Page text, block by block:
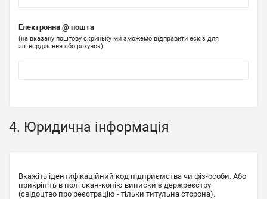
Електронна @ пошта
(на вказану поштову скриньку ми зможемо відправити ескіз для
затвердження або рахунок)
4. Юридична інформація
Вкажіть ідентифікаційний код підприємства чи фіз-особи. Або
прикріпіть в полі скан-копію виписки з держреєстру
(свідоцтво про реєстрацію - тільки титульна сторона).